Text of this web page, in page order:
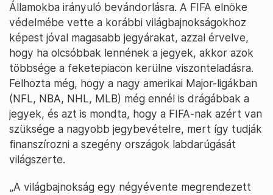
Államokba irányuló bevándorlásra. A FIFA elnöke
védelmébe vette a korábbi világbajnokságokhoz
képest jóval magasabb jegyárakat, azzal érvelve,
hogy ha olcsóbbak lennének a jegyek, akkor azok
többsége a feketepiacon kerülne viszonteladásra.
Felhozta még, hogy a nagy amerikai Major-ligákban
(NFL, NBA, NHL, MLB) még ennél is drágábbak a
jegyek, és azt is mondta, hogy a FIFA-nak azért van
szüksége a nagyobb jegybevételre, mert így tudják
finanszírozni a szegény országok labdarúgását
világszerte.
„A világbajnokság egy négyévente megrendezett